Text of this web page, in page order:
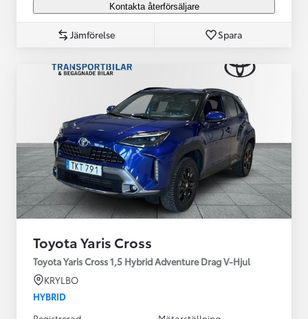
Kontakta återförsäljare
Jämförelse Spara
Toyota Yaris Cross
Toyota Yaris Cross 1,5 Hybrid Adventure Drag V-Hjul
KRYLBO
HYBRID